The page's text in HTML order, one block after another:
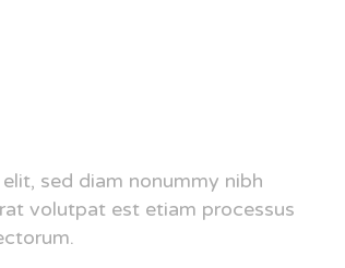
sed diam nonummy nibh
volutpat est etiam processus